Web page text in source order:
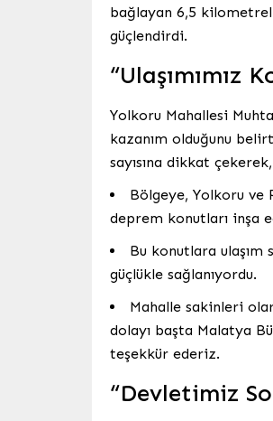
bağlayan 6,5
güçlendirdi.
“Ulaşımımız
Yolkoru Mahallesi
kazanım olduğunu
sayısına dikkat
Bölgeye, Yolkoru ve
deprem konutları inşa
Bu konutlara
güçlükle sağlanıyordu.
Mahalle sakinleri
dolayı başta Malatya
teşekkür ederiz.
“Devletimiz